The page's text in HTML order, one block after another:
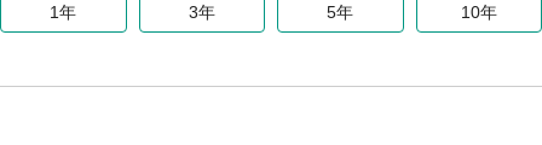
1年 3年 5年 10年